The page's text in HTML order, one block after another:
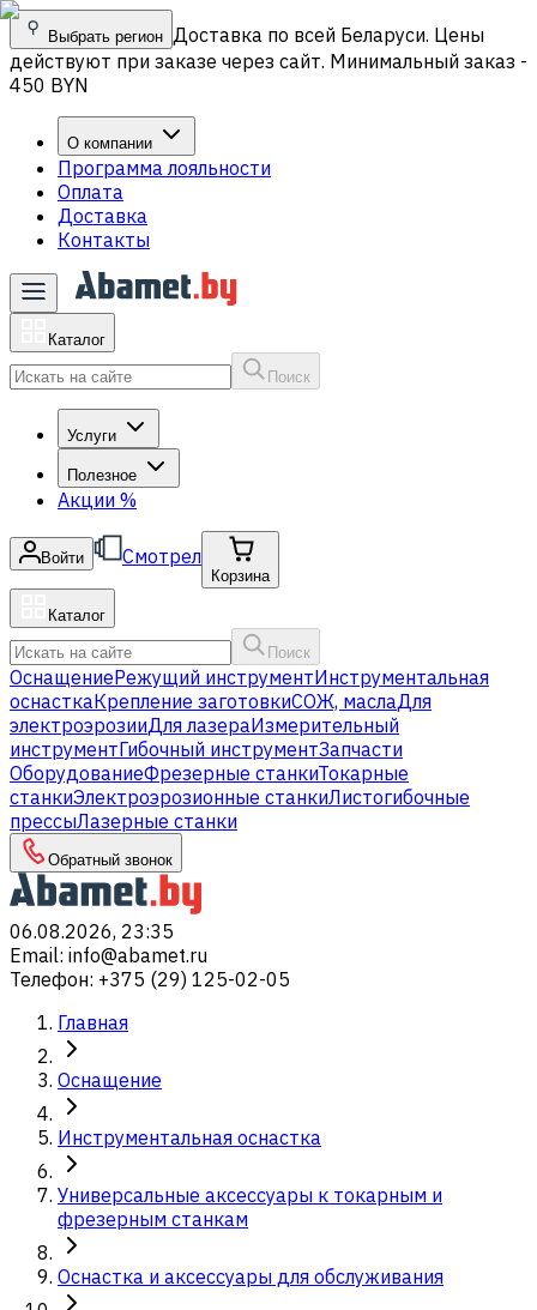
Выбрать регион Доставка по всей Беларуси. Цены
действуют при заказе через сайт. Минимальный заказ -
450 BYN
О компании
Программа лояльности
Оплата
Доставка
Контакты
Каталог
Поиск
Услуги
Полезное
Акции %
Войти Смотрел
Корзина
Каталог
Поиск
ОснащениеРежущий инструментИнструментальная
оснасткаКрепление заготовкиСОЖ, маслаДля
электроэрозииДля лазераИзмерительный
инструментГибочный инструментЗапчасти
ОборудованиеФрезерные станкиТокарные
станкиЭлектроэрозионные станкиЛистогибочные
прессыЛазерные станки
Обратный звонок
06.08.2026, 23:35
Email: info@abamet.ru
Телефон: +375 (29) 125-02-05
Главная
Оснащение
Инструментальная оснастка
Универсальные аксессуары к токарным и
фрезерным станкам
Оснастка и аксессуары для обслуживания